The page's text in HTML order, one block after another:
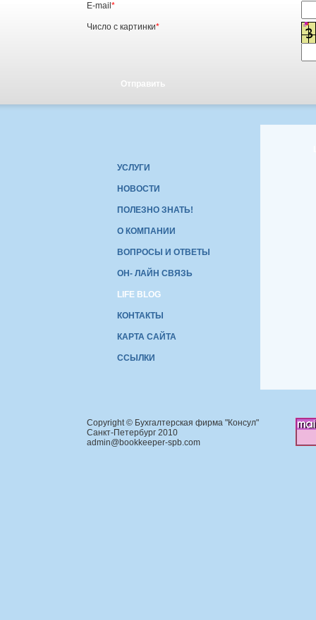
E-mail *
Число с картинки*
УСЛУГИ
НОВОСТИ
ПОЛЕЗНО ЗНАТЬ!
О КОМПАНИИ
ВОПРОСЫ И ОТВЕТЫ
ОН- ЛАЙН СВЯЗЬ
LIFE BLOG
КОНТАКТЫ
КАРТА САЙТА
ССЫЛКИ
Copyright © Бухгалтерская фирма "Консул"
Санкт-Петербург 2010
admin@bookkeeper-spb.com